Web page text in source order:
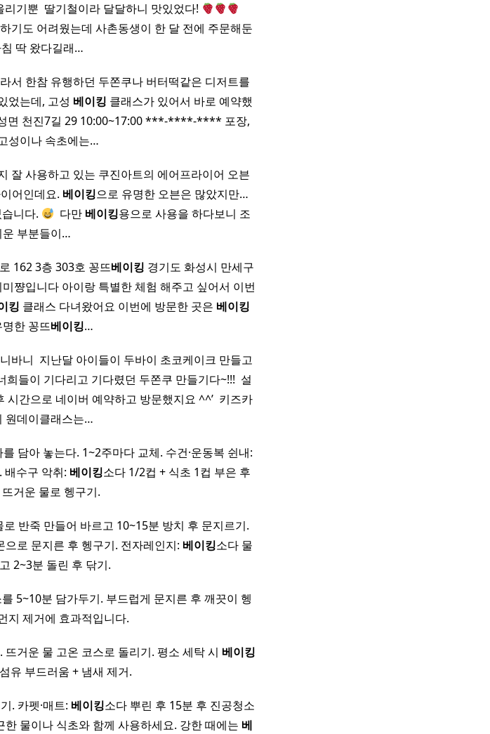
기뿐 ​ 딸기철이라 달달하니 맛있었다!
기도 어려웠는데 사촌동생이 한 달 전에 주문해둔
딱 왔다길래…
서 한참 유행하던 두쫀쿠나 버터떡같은 디저트를
었는데, 고성 베이킹 클래스가 있어서 바로 예약했
면 천진7길 29 10:00~17:00 ***-****-**** 포장,
성이나 속초에는…
잘 사용하고 있는 쿠진아트의 에어프라이어 오븐
어인데요. 베이킹으로 유명한 오븐은 많았지만…
니다.
​ 다만 베이킹용으로 사용을 하다보니 조
운 부분들이…
162 3층 303호 꽁뜨베이킹 경기도 화성시 만세구
쨩입니다 아이랑 특별한 체험 해주고 싶어서 이번
킹 클래스 다녀왔어요 이번에 방문한 곳은 베이킹
한 꽁뜨베이킹…
바니 ​ 지난달 아이들이 두바이 초코케이크 만들고
들이 기다리고 기다렸던 두쫀쿠 만들기다~!!! ​ 설
간으로 네이버 예약하고 방문했지요 ^^’ ​ 키즈카
원데이클래스는…
를 담아 놓는다. 1~2주마다 교체. 수건·운동복 쉰내:
배수구 악취: 베이킹소다 1/2컵 + 식초 1컵 부은 후
거운 물로 헹구기.
로 반죽 만들어 바르고 10~15분 방치 후 문지르기.
으로 문지른 후 헹구기. 전자레인지: 베이킹소다 물
2~3분 돌린 후 닦기.
5~10분 담가두기. 부드럽게 문지른 후 깨끗이 헹
지 제거에 효과적입니다.
뜨거운 물 고온 코스로 돌리기. 평소 세탁 시 베이킹
유 부드러움 + 냄새 제거.
. 카펫·매트: 베이킹소다 뿌린 후 15분 후 진공청소
물이나 식초와 함께 사용하세요. 강한 때에는 베